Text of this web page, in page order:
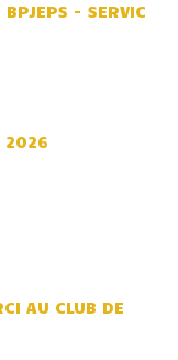
- SERVICE
2026
AU CLUB DE